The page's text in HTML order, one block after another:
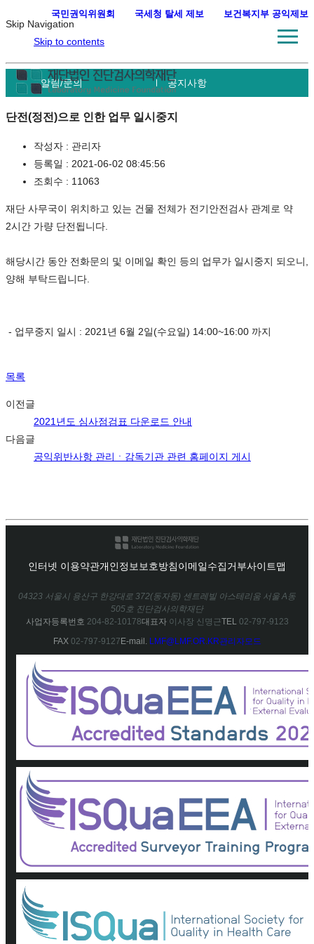
Skip Navigation
Skip to contents
알림/문의 공지사항
단전(정전)으로 인한 업무 일시중지
작성자 : 관리자
등록일 : 2021-06-02 08:45:56
조회수 : 11063
재단 사무국이 위치하고 있는 건물 전체가 전기안전검사 관계로 약
2시간 가량 단전됩니다.
해당시간 동안 전화문의 및 이메일 확인 등의 업무가 일시중지 되오니,
양해 부탁드립니다.
- 업무중지 일시 : 2021년 6월 2일(수요일) 14:00~16:00 까지
목록
이전글
2021년도 심사점검표 다운로드 안내
다음글
공익위반사항 관리ㆍ감독기관 관련 홈페이지 게시
국민권익위원회 국세청 탈세 제보 보건복지부 공익제보
인터넷 이용약관개인정보보호방침이메일수집거부사이트맵
04323 서울시 용산구 한강대로 372(동자동) 센트레빌 아스테리움 서울 A동
505호 진단검사의학재단
사업자등록번호 204-82-10178대표자이사장 신명근TEL 02-797-9123
FAX 02-797-9127E-mail. LMF@LMF.OR.KR관리자모드